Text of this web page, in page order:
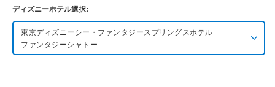
ディズニーホテル選択:
東京ディズニーシー・ファンタジースプリングスホテル
ファンタジーシャトー